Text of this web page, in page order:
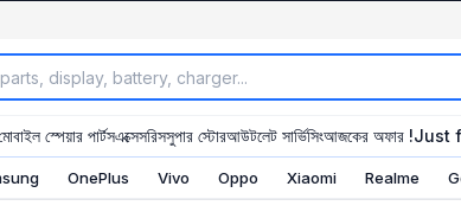
স্পেয়ার পার্টসএক্সেসরিসসুপার স্টোরআউটলেট সার্ভিসিংআজকের অফার !Just
OnePlus Vivo Oppo Xiaomi Realme